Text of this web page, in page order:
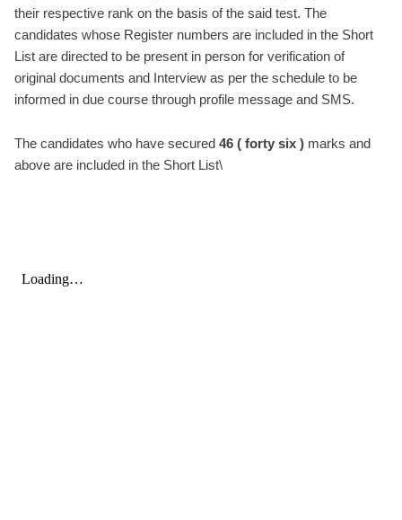
their respective rank on the basis of the said test. The
candidates whose Register numbers are included in the Short
List are directed to be present in person for verification of
original documents and Interview as per the schedule to be
informed in due course through profile message and SMS.
The candidates who have secured 46 ( forty six ) marks and
above are included in the Short List\